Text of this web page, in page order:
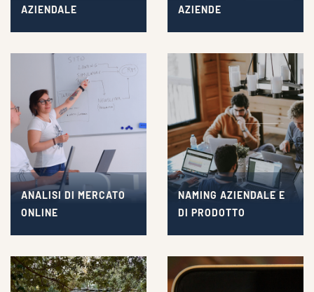
AZIENDALE
AZIENDE
ANALISI DI MERCATO
ONLINE
NAMING AZIENDALE E
DI PRODOTTO